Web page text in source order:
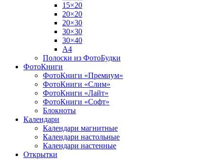
15×20
20×20
20×30
30×30
30×40
A4
Полоски из ФотоБудки
ФотоКниги
ФотоКниги «Премиум»
ФотоКниги «Слим»
ФотоКниги «Лайт»
ФотоКниги «Софт»
Блокноты
Календари
Календари магнитные
Календари настольные
Календари настенные
Открытки